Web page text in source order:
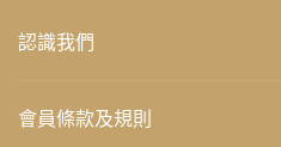
認識我們
會員條款及規則